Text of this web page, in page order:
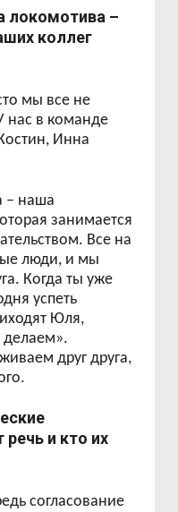
локомотива –
коллег
мы все не
нас в команде
Инна
– наша
занимается
Все на
люди, и мы
Когда ты уже
успеть
Юля,
друг друга,
и кто их
согласование